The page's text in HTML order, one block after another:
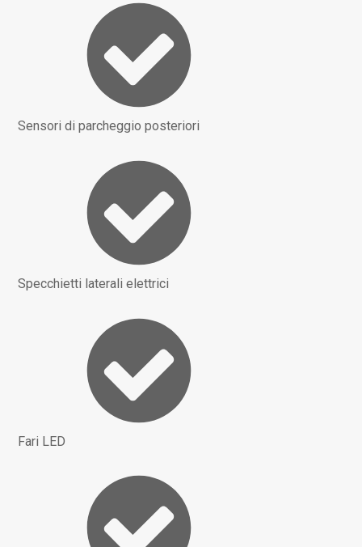
Sensori di parcheggio posteriori
Specchietti laterali elettrici
Fari LED